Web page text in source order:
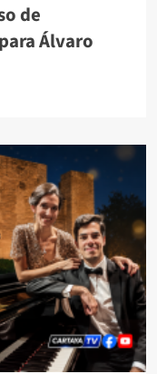
de
Álvaro